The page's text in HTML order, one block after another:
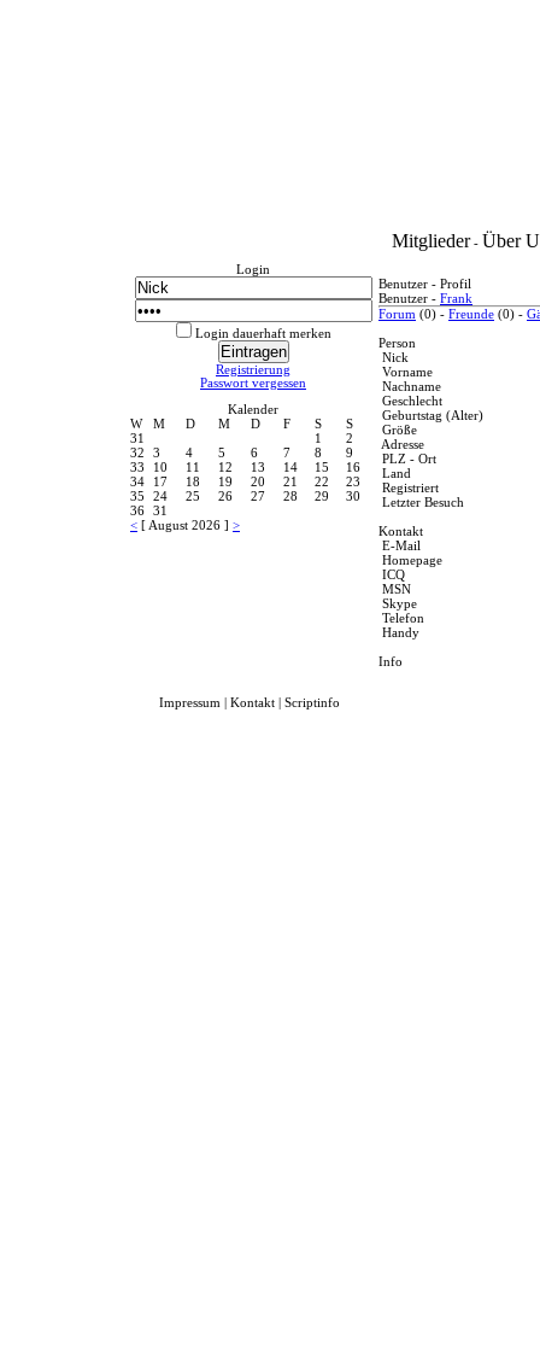
Mitglieder- Über
Login
Login dauerhaft merken
Registrierung
Passwort vergessen
Kalender
W
M D M D F S
S
31
1
2
32
3 4 5 6 7 8
9
33
10 11 12 13 14 15
16
34
17 18 19 20 21 22
23
35
24 25 26 27 28 29
30
36
31
< [ August 2026 ] >
Benutzer - Profil
Benutzer - Frank
Forum (0) - Freunde (0) -
Person
Nick
Vorname
Nachname
Geschlecht
Geburtstag (Alter)
Größe
Adresse
PLZ - Ort
Land
Registriert
Letzter Besuch
Kontakt
E-Mail
Homepage
ICQ
MSN
Skype
Telefon
Handy
Info
Impressum Kontakt Scriptinfo